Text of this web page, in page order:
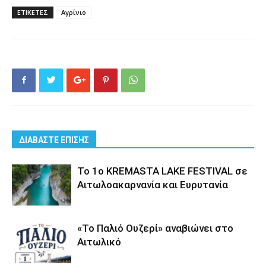
ΕΤΙΚΕΤΕΣ Αγρίνιο
ΔΙΑΒΑΣΤΕ ΕΠΙΣΗΣ
Το 1ο KREMASTA LAKE FESTIVAL σε
Αιτωλοακαρνανία και Ευρυτανία
«Το Παλιό Ουζερί» αναβιώνει στο
Αιτωλικό